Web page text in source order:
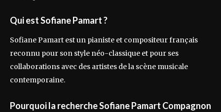
Qui est Sofiane Pamart ?
Sofiane Pamart est un pianiste et compositeur français
reconnu pour son style néo-classique et pour ses
collaborations avec des artistes de la scène musicale
contemporaine.
Pourquoi la recherche Sofiane Pamart Compagnon